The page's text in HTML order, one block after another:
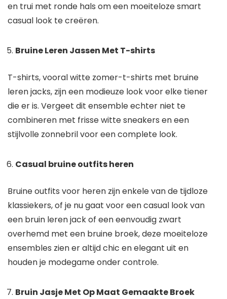
en trui met ronde hals om een ​​moeiteloze smart
casual look te creëren.
Bruine Leren Jassen Met T-shirts
T-shirts, vooral witte zomer-t-shirts met bruine
leren jacks, zijn een modieuze look voor elke tiener
die er is. Vergeet dit ensemble echter niet te
combineren met frisse witte sneakers en een
stijlvolle zonnebril voor een complete look.
Casual bruine outfits heren
Bruine outfits voor heren zijn enkele van de tijdloze
klassiekers, of je nu gaat voor een casual look van
een bruin leren jack of een eenvoudig zwart
overhemd met een bruine broek, deze moeiteloze
ensembles zien er altijd chic en elegant uit en
houden je modegame onder controle.
Bruin Jasje Met Op Maat Gemaakte Broek